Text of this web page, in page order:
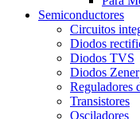
Semiconductores
Circuitos
Diodos
Diodos TVS
Diodos Zener
Reguladores
Transistores
Osciladores